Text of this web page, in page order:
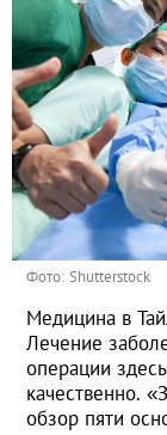
Фото: Shutterstock
Медицина в
Лечение
операции
качественно.
обзор пяти